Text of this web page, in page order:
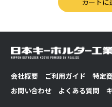
会社概要 ご利用ガイド 特定
お問い合わせ
よくある質問